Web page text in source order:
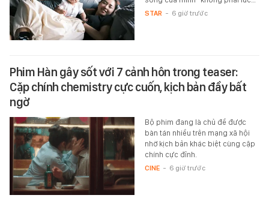
STAR - 6 giờ trước
Phim Hàn gây sốt với 7 cảnh hôn trong teaser:
Cặp chính chemistry cực cuốn, kịch bản đầy bất
ngờ
Bộ phim đang là chủ đề được
bàn tán nhiều trên mạng xã hội
nhờ kịch bản khác biệt cùng cặp
chính cực đỉnh.
CINE - 6 giờ trước